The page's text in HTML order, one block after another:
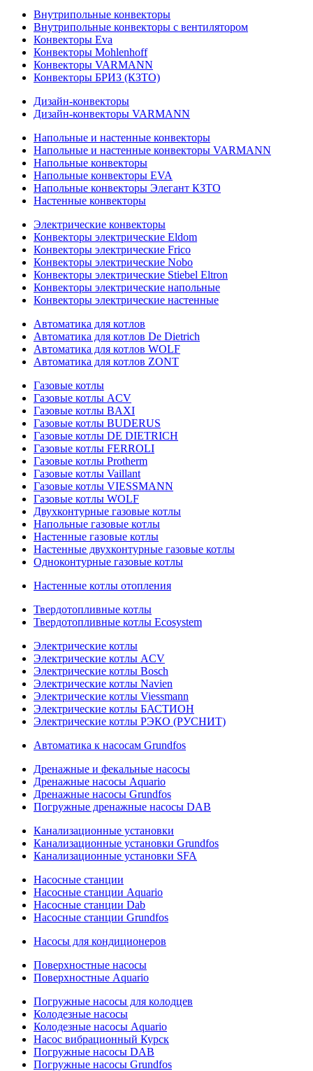
Внутрипольные конвекторы
Внутрипольные конвекторы с вентилятором
Конвекторы Eva
Конвекторы Mohlenhoff
Конвекторы VARMANN
Конвекторы БРИЗ (КЗТО)
Дизайн-конвекторы
Дизайн-конвекторы VARMANN
Напольные и настенные конвекторы
Напольные и настенные конвекторы VARMANN
Напольные конвекторы
Напольные конвекторы EVA
Напольные конвекторы Элегант КЗТО
Настенные конвекторы
Электрические конвекторы
Конвекторы электрические Eldom
Конвекторы электрические Frico
Конвекторы электрические Nobo
Конвекторы электрические Stiebel Eltron
Конвекторы электрические напольные
Конвекторы электрические настенные
Автоматика для котлов
Автоматика для котлов De Dietrich
Автоматика для котлов WOLF
Автоматика для котлов ZONT
Газовые котлы
Газовые котлы ACV
Газовые котлы BAXI
Газовые котлы BUDERUS
Газовые котлы DE DIETRICH
Газовые котлы FERROLI
Газовые котлы Protherm
Газовые котлы Vaillant
Газовые котлы VIESSMANN
Газовые котлы WOLF
Двухконтурные газовые котлы
Напольные газовые котлы
Настенные газовые котлы
Настенные двухконтурные газовые котлы
Одноконтурные газовые котлы
Настенные котлы отопления
Твердотопливные котлы
Твердотопливные котлы Ecosystem
Электрические котлы
Электрические котлы ACV
Электрические котлы Bosch
Электрические котлы Navien
Электрические котлы Viessmann
Электрические котлы БАСТИОН
Электрические котлы РЭКО (РУСНИТ)
Автоматика к насосам Grundfos
Дренажные и фекальные насосы
Дренажные насосы Aquario
Дренажные насосы Grundfos
Погружные дренажные насосы DAB
Канализационные установки
Канализационные установки Grundfos
Канализационные установки SFA
Насосные станции
Насосные станции Aquario
Насосные станции Dab
Насосные станции Grundfos
Насосы для кондиционеров
Поверхностные насосы
Поверхностные Aquario
Погружные насосы для колодцев
Колодезные насосы
Колодезные насосы Aquario
Насос вибрационный Курск
Погружные насосы DAB
Погружные насосы Grundfos